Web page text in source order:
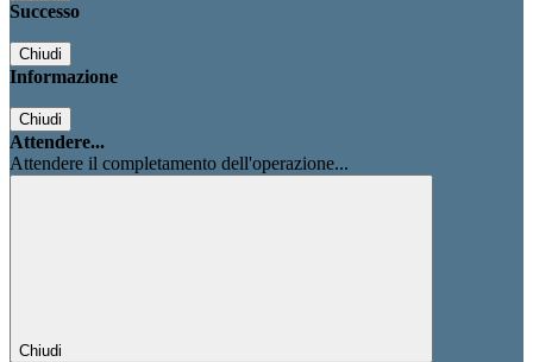
Successo
Chiudi
Informazione
Chiudi
Attendere...
Attendere il completamento dell'operazione...
Chiudi